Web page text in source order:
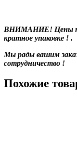
ВНИМАНИЕ! Цены на
кратное упаковке ! .
Мы рады вашим
сотрудничество !
Похожие